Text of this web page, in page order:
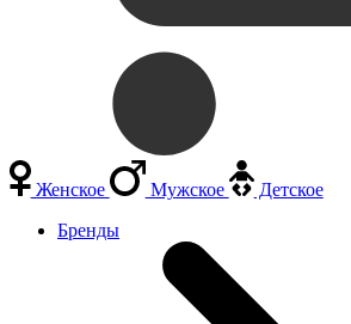
Женское Мужское
Детское
Бренды